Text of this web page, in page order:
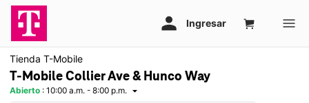
Tienda T-Mobile
T-Mobile Collier Ave & Hunco Way
Abierto : 10:00 a.m. - 8:00 p.m. arrow_drop_down